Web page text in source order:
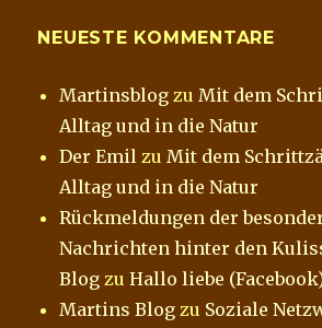
NEUESTE KOMMENTARE
Martinsblog zuMit dem
Alltag und in die Natur
Der Emil zuMit dem
Alltag und in die Natur
Rückmeldungen der
Nachrichten hinter den
Blog zuHallo liebe
Martins Blog zu Soziale